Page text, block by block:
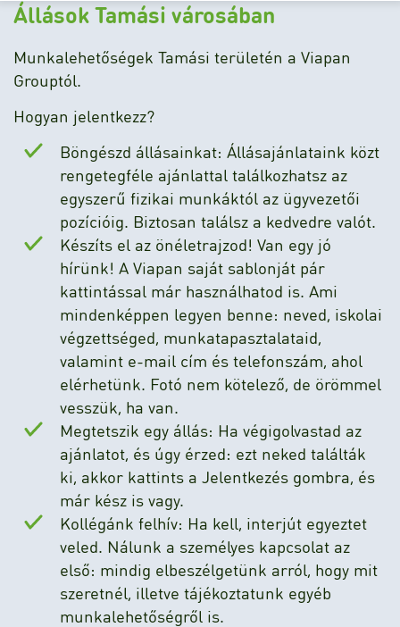
Állások Tamási városában
Munkalehetőségek Tamási területén a Viapan
Grouptól.
Hogyan jelentkezz?
Böngészd állásainkat: Állásajánlataink közt
rengetegféle ajánlattal találkozhatsz az
egyszerű fizikai munkáktól az ügyvezetői
pozícióig. Biztosan találsz a kedvedre valót.
Készíts el az önéletrajzod! Van egy jó
hírünk! A Viapan saját sablonját pár
kattintással már használhatod is. Ami
mindenképpen legyen benne: neved, iskolai
végzettséged, munkatapasztalataid,
valamint e-mail cím és telefonszám, ahol
elérhetünk. Fotó nem kötelező, de örömmel
vesszük, ha van.
Megtetszik egy állás: Ha végigolvastad az
ajánlatot, és úgy érzed: ezt neked találták
ki, akkor kattints a Jelentkezés gombra, és
már kész is vagy.
Kollégánk felhív: Ha kell, interjút egyeztet
veled. Nálunk a személyes kapcsolat az
első: mindig elbeszélgetünk arról, hogy mit
szeretnél, illetve tájékoztatunk egyéb
munkalehetőségről is.